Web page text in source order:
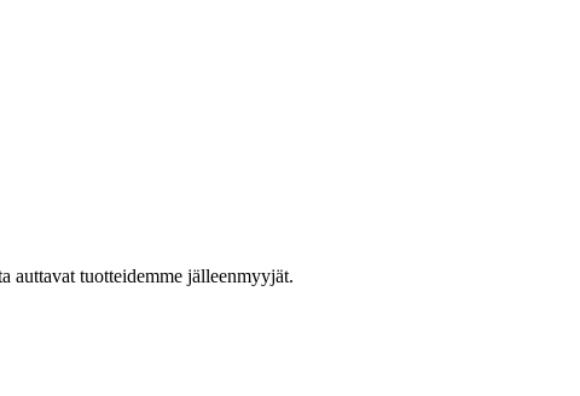
auttavat tuotteidemme jälleenmyyjät.